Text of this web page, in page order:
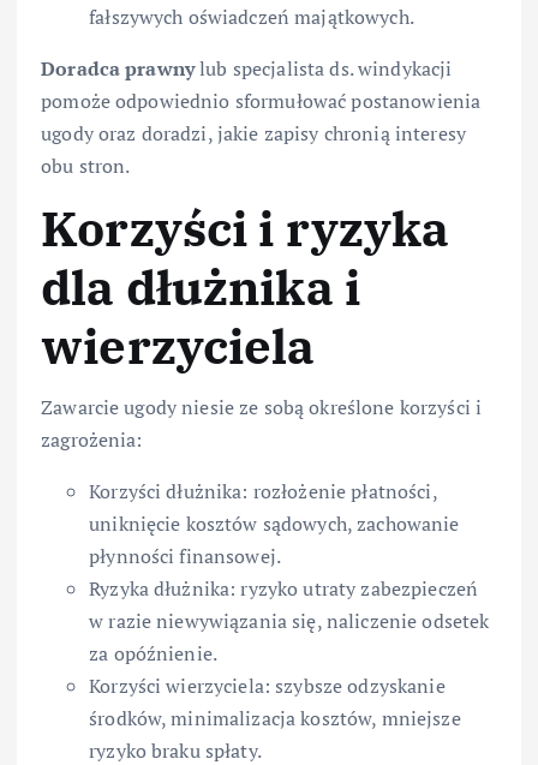
fałszywych oświadczeń majątkowych.
Doradca prawnylub specjalista ds. windykacji
pomoże odpowiednio sformułować postanowienia
ugody oraz doradzi, jakie zapisy chronią interesy
obu stron.
Korzyści i ryzyka
dla dłużnika i
wierzyciela
Zawarcie ugody niesie ze sobą określone korzyści i
zagrożenia:
Korzyści dłużnika: rozłożenie płatności,
uniknięcie kosztów sądowych, zachowanie
płynności finansowej.
Ryzyka dłużnika: ryzyko utraty zabezpieczeń
w razie niewywiązania się, naliczenie odsetek
za opóźnienie.
Korzyści wierzyciela: szybsze odzyskanie
środków, minimalizacja kosztów, mniejsze
ryzyko braku spłaty.